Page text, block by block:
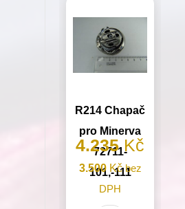
pro
Minerva
(01204-
množství
R214 Chapač
pro Minerva
72711-
101,-111
4.235Kč
3.500 Kčbez
DPH